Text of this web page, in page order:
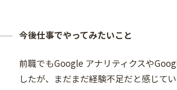
今後仕事でやってみたいこと
前職でもGoogle アナリティクスや
したが、まだまだ経験不足だと感じてい